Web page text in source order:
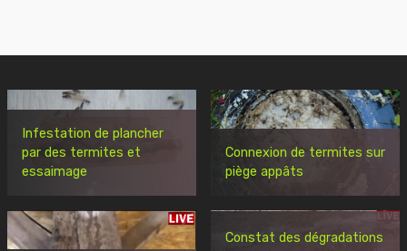
Infestation de plancher
par des termites et
essaimage
Connexion de termites sur
piège appâts
Constat des dégradations